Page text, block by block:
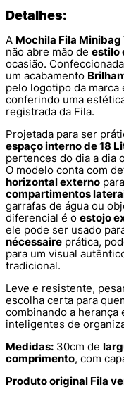
Detalhes:
A Mochila Fila Minibag
não abre mão de estilo
ocasião.
um acabamento
pelo logotipo da marca
conferindo uma
registrada da Fila.
Projetada para ser
espaço interno de 18
pertences do dia a dia
O modelo conta com
horizontal externo
compartimentos
garrafas de água ou
diferencial é o estojo
ele pode ser usado
nécessaire prática,
para um visual
tradicional.
Leve e resistente,
escolha certa para
combinando a herança
inteligentes de
Medidas: 30cm de
comprimento, com
Produto original Fila